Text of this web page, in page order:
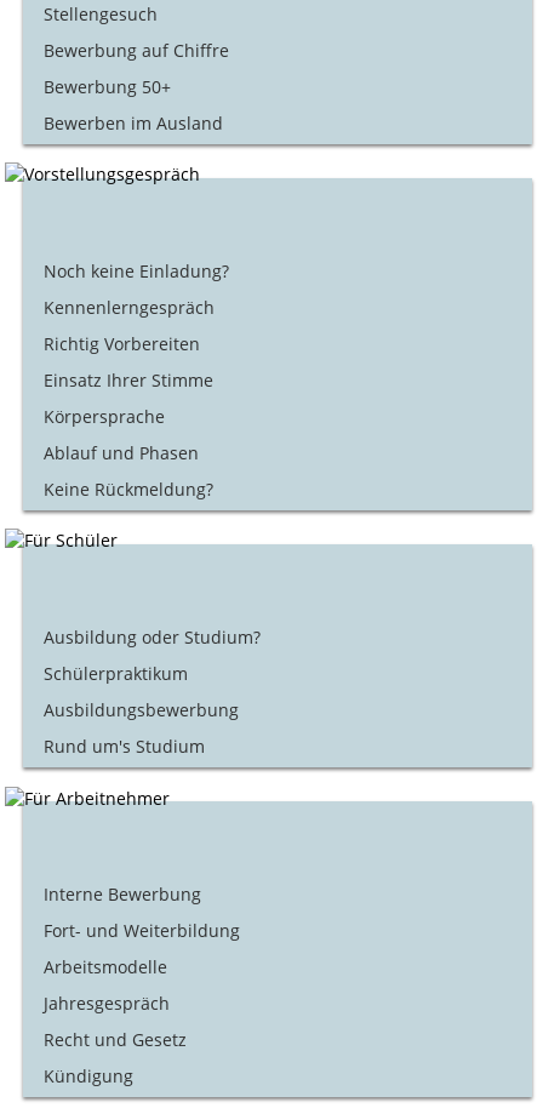
Stellengesuch
Bewerbung auf Chiffre
Bewerbung 50+
Bewerben im Ausland
Noch keine Einladung?
Kennenlerngespräch
Richtig Vorbereiten
Einsatz Ihrer Stimme
Körpersprache
Ablauf und Phasen
Keine Rückmeldung?
Ausbildung oder Studium?
Schülerpraktikum
Ausbildungsbewerbung
Rund um's Studium
Interne Bewerbung
Fort- und Weiterbildung
Arbeitsmodelle
Jahresgespräch
Recht und Gesetz
Kündigung